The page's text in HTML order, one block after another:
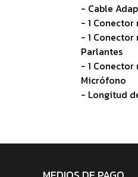
- Cable
- 1
- 1
Parlantes
- 1
Micrófono
- Longitud